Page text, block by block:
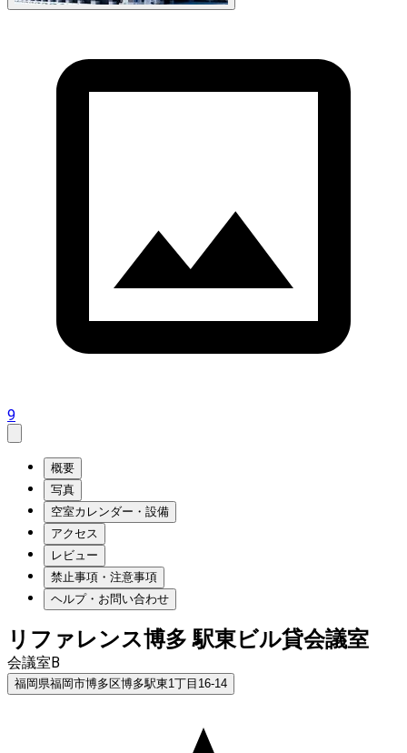
9
概要
写真
空室カレンダー・設備
アクセス
レビュー
禁止事項・注意事項
ヘルプ・お問い合わせ
リファレンス博多 駅東ビル貸会議室
会議室B
福岡県福岡市博多区博多駅東1丁目16-14